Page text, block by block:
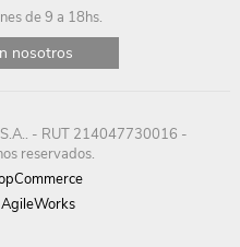
de 9 a 18hs.
nosotros
- RUT 214047730016 -
reservados.
AgileWorks